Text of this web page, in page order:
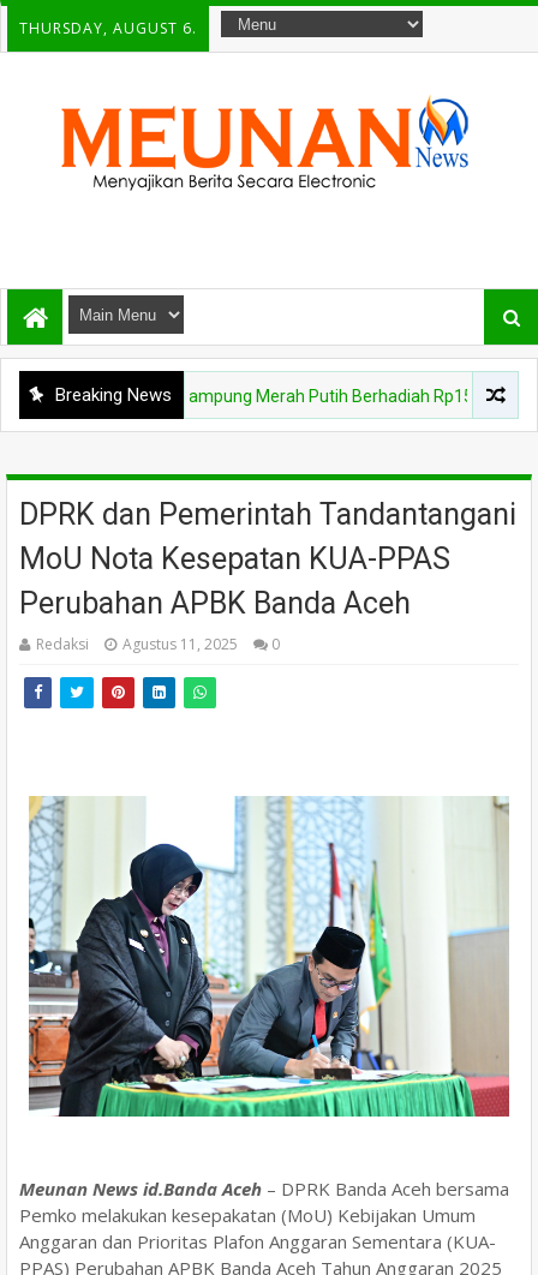
THURSDAY, AUGUST 6.
Breaking News
Gebyar Kampung Merah Putih Berhadiah Rp150 Juta, Kodim
DPRK dan Pemerintah Tandantangani
MoU Nota Kesepatan KUA-PPAS
Perubahan APBK Banda Aceh
Redaksi Agustus 11, 2025 0
Meunan News id.Banda Aceh – DPRK Banda Aceh bersama
Pemko melakukan kesepakatan (MoU) Kebijakan Umum
Anggaran dan Prioritas Plafon Anggaran Sementara (KUA-
PPAS) Perubahan APBK Banda Aceh Tahun Anggaran 2025